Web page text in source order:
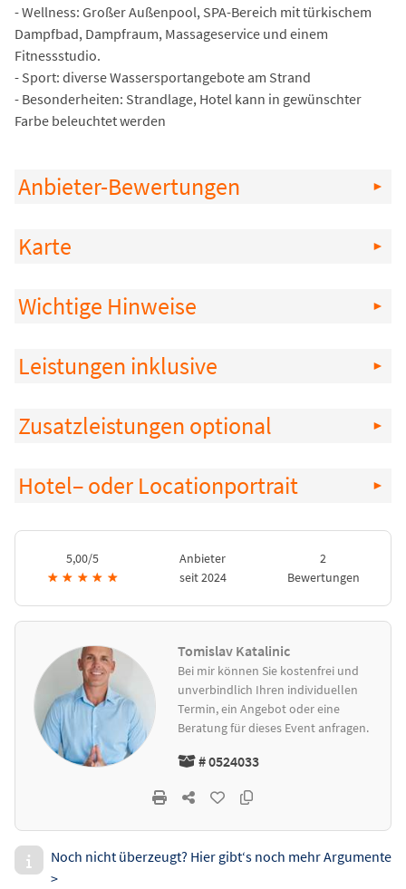
- Wellness: Großer Außenpool, SPA-Bereich mit türkischem
Dampfbad, Dampfraum, Massageservice und einem
Fitnessstudio.
- Sport: diverse Wassersportangebote am Strand
- Besonderheiten: Strandlage, Hotel kann in gewünschter
Farbe beleuchtet werden
Anbieter-Bewertungen
Karte
Wichtige Hinweise
Leistungen inklusive
Zusatzleistungen optional
Hotel– oder Locationportrait
5,00/5
★ ★ ★ ★ ★
Anbieter
seit 2024
2
Bewertungen
Tomislav Katalinic
Bei mir können Sie kostenfrei und
unverbindlich Ihren individuellen
Termin, ein Angebot oder eine
Beratung für dieses Event anfragen.
# 0524033
Noch nicht überzeugt? Hier gibt‘s noch mehr Argumente
>